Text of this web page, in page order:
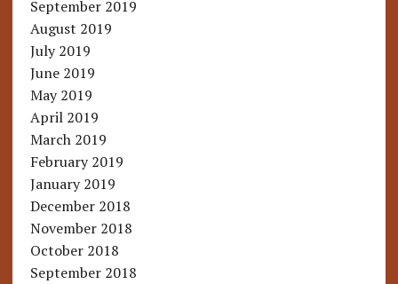
September 2019
August 2019
July 2019
June 2019
May 2019
April 2019
March 2019
February 2019
January 2019
December 2018
November 2018
October 2018
September 2018